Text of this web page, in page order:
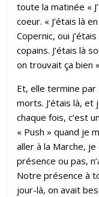
toute la matinée «
coeur. « J’étais là
Copernic, oui
copains. J’étais là
on trouvait ça bien
Et, elle termine par
morts. J’étais là, et
chaque fois, c’est
« Push » quand je
aller à la Marche,
présence ou pas,
Notre présence à
jour-là, on avait